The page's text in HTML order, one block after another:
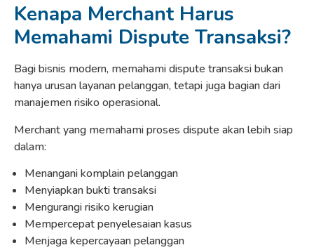
Kenapa Merchant Harus
Memahami Dispute Transaksi?
Bagi bisnis modern, memahami dispute transaksi bukan
hanya urusan layanan pelanggan, tetapi juga bagian dari
manajemen risiko operasional.
Merchant yang memahami proses dispute akan lebih siap
dalam:
Menangani komplain pelanggan
Menyiapkan bukti transaksi
Mengurangi risiko kerugian
Mempercepat penyelesaian kasus
Menjaga kepercayaan pelanggan